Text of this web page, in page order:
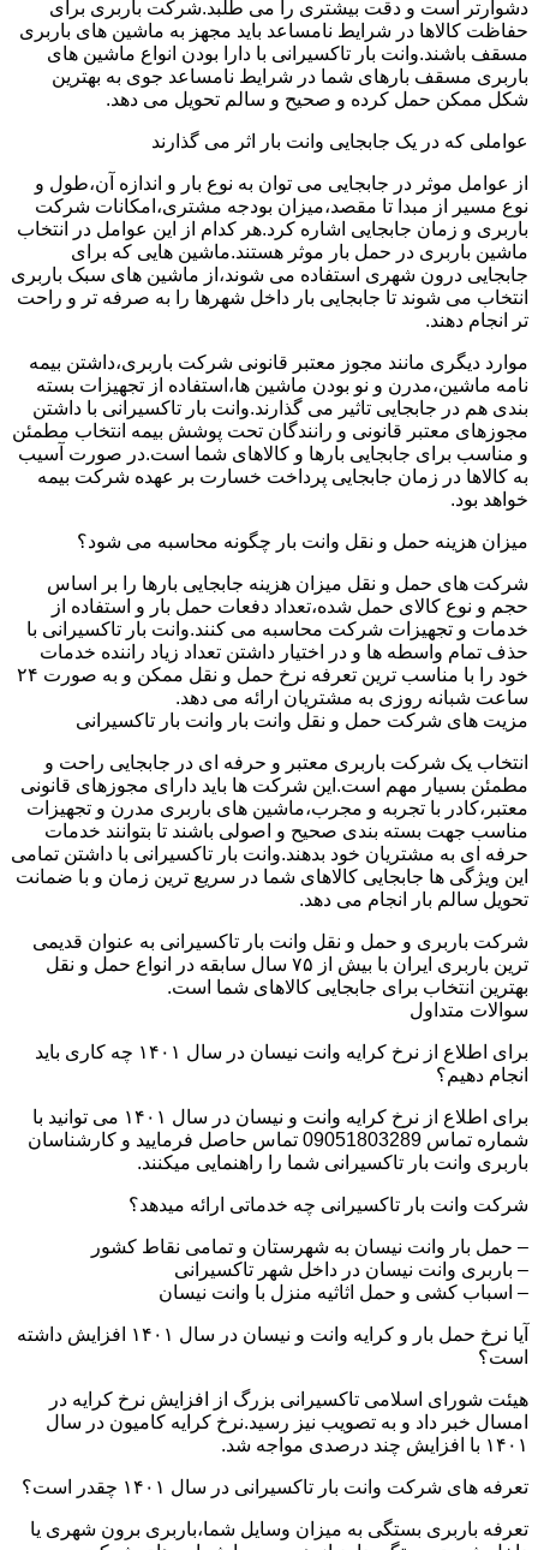
دشوارتر است و دقت بیشتری را می طلبد.شرکت باربری برای
حفاظت کالاها در شرایط نامساعد باید مجهز به ماشین های باربری
مسقف باشند.وانت بار تاکسیرانی با دارا بودن انواع ماشین های
باربری مسقف بارهای شما در شرایط نامساعد جوی به بهترین
شکل ممکن حمل کرده و صحیح و سالم تحویل می دهد.
عواملی که در یک جابجایی وانت بار اثر می گذارند
از عوامل موثر در جابجایی می توان به نوع بار و اندازه آن،طول و
نوع مسیر از مبدا تا مقصد،میزان بودجه مشتری،امکانات شرکت
باربری و زمان جابجایی اشاره کرد.هر کدام از این عوامل در انتخاب
ماشین باربری در حمل بار موثر هستند.ماشین هایی که برای
جابجایی درون شهری استفاده می شوند،از ماشین های سبک باربری
انتخاب می شوند تا جابجایی بار داخل شهرها را به صرفه تر و راحت
تر انجام دهند.
موارد دیگری مانند مجوز معتبر قانونی شرکت باربری،داشتن بیمه
نامه ماشین،مدرن و نو بودن ماشین ها،استفاده از تجهیزات بسته
بندی هم در جابجایی تاثیر می گذارند.وانت بار تاکسیرانی با داشتن
مجوزهای معتبر قانونی و رانندگان تحت پوشش بیمه انتخاب مطمئن
و مناسب برای جابجایی بارها و کالاهای شما است.در صورت آسیب
به کالاها در زمان جابجایی پرداخت خسارت بر عهده شرکت بیمه
خواهد بود.
میزان هزینه حمل و نقل وانت بار چگونه محاسبه می شود؟
شرکت های حمل و نقل میزان هزینه جابجایی بارها را بر اساس
حجم و نوع کالای حمل شده،تعداد دفعات حمل بار و استفاده از
خدمات و تجهیزات شرکت محاسبه می کنند.وانت بار تاکسیرانی با
حذف تمام واسطه ها و در اختیار داشتن تعداد زیاد راننده خدمات
خود را با مناسب ترین تعرفه نرخ حمل و نقل ممکن و به صورت ۲۴
ساعت شبانه روزی به مشتریان ارائه می دهد.
مزیت های شرکت حمل و نقل وانت بار وانت بار تاکسیرانی
انتخاب یک شرکت باربری معتبر و حرفه ای در جابجایی راحت و
مطمئن بسیار مهم است.این شرکت ها باید دارای مجوزهای قانونی
معتبر،کادر با تجربه و مجرب،ماشین های باربری مدرن و تجهیزات
مناسب جهت بسته بندی صحیح و اصولی باشند تا بتوانند خدمات
حرفه ای به مشتریان خود بدهند.وانت بار تاکسیرانی با داشتن تمامی
این ویژگی ها جابجایی کالاهای شما در سریع ترین زمان و با ضمانت
تحویل سالم بار انجام می دهد.
شرکت باربری و حمل و نقل وانت بار تاکسیرانی به عنوان قدیمی
ترین باربری ایران با بیش از ۷۵ سال سابقه در انواع حمل و نقل
بهترین انتخاب برای جابجایی کالاهای شما است.
سوالات متداول
برای اطلاع از نرخ کرایه وانت نیسان در سال ۱۴۰۱ چه کاری باید
انجام دهیم؟
برای اطلاع از نرخ کرایه وانت و نیسان در سال ۱۴۰۱ می توانید با
شماره تماس 09051803289 تماس حاصل فرمایید و کارشناسان
باربری وانت بار تاکسیرانی شما را راهنمایی میکنند.
شرکت وانت بار تاکسیرانی چه خدماتی ارائه میدهد؟
– حمل بار وانت نیسان به شهرستان و تمامی نقاط کشور
– باربری وانت نیسان در داخل شهر تاکسیرانی
– اسباب کشی و حمل اثاثیه منزل با وانت نیسان
آیا نرخ حمل بار و کرایه وانت و نیسان در سال ۱۴۰۱ افزایش داشته
است؟
هیئت شورای اسلامی تاکسیرانی بزرگ از افزایش نرخ کرایه در
امسال خبر داد و به تصویب نیز رسید.نرخ کرایه کامیون در سال
۱۴۰۱ با افزایش چند درصدی مواجه شد.
تعرفه های شرکت وانت بار تاکسیرانی در سال ۱۴۰۱ چقدر است؟
تعرفه باربری بستگی به میزان وسایل شما،باربری برون شهری یا